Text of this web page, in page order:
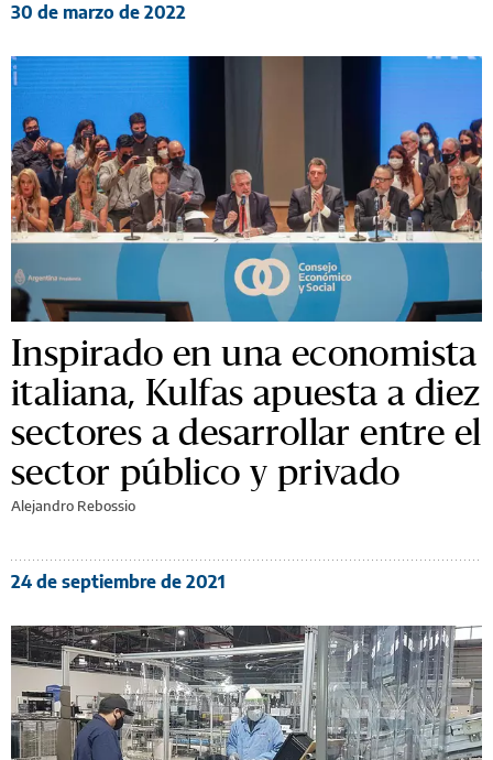
30 de marzo de 2022
Inspirado en una economista
italiana, Kulfas apuesta a diez
sectores a desarrollar entre el
sector público y privado
Alejandro Rebossio
24 de septiembre de 2021